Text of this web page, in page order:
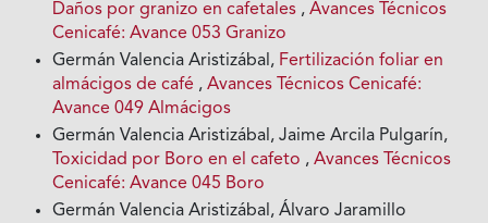
Daños por granizo en cafetales ,Avances Técnicos
Cenicafé: Avance 053 Granizo
Germán Valencia Aristizábal, Fertilización foliar en
almácigos de café ,Avances Técnicos Cenicafé:
Avance 049 Almácigos
Germán Valencia Aristizábal, Jaime Arcila Pulgarín,
Toxicidad por Boro en el cafeto ,Avances Técnicos
Cenicafé: Avance 045 Boro
Germán Valencia Aristizábal, Álvaro Jaramillo